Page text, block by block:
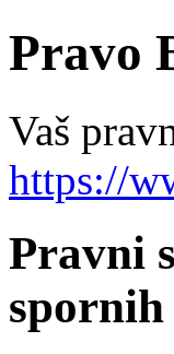
Pravo
Vaš
https://
Pravni